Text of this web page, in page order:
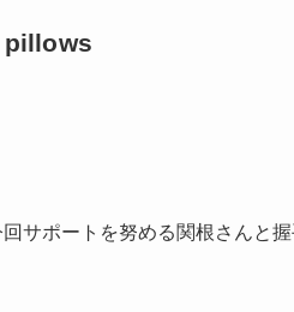
pillows
サポートを努める関根さんと